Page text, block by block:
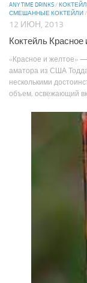
ANY TIME DRINKS/
СМЕШАННЫЕ КОКТЕЙЛИ/
12 ИЮН, 2013
Коктейль Красное
«Красное и желтое» —
аматора из США
несколькими
объем, освежающий